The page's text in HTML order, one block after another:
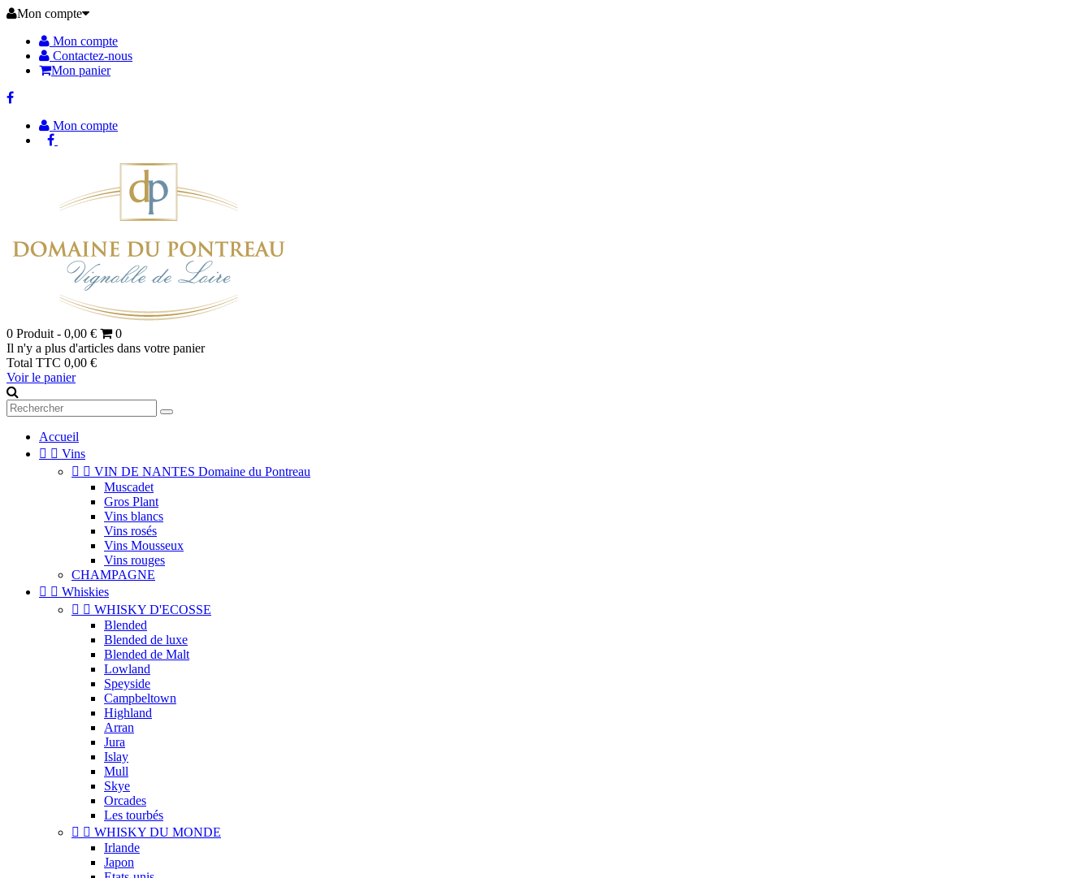
Mon compte
Mon compte
Contactez-nous
Mon panier
Mon compte
0 Produit - 0,00 €
0
Il n'y a plus d'articles dans votre panier
Total TTC 0,00 €
Voir le panier
Accueil
  Vins
  VIN DE NANTES Domaine du Pontreau
Muscadet
Gros Plant
Vins blancs
Vins rosés
Vins Mousseux
Vins rouges
CHAMPAGNE
  Whiskies
  WHISKY D'ECOSSE
Blended
Blended de luxe
Blended de Malt
Lowland
Speyside
Campbeltown
Highland
Arran
Jura
Islay
Mull
Skye
Orcades
Les tourbés
  WHISKY DU MONDE
Irlande
Japon